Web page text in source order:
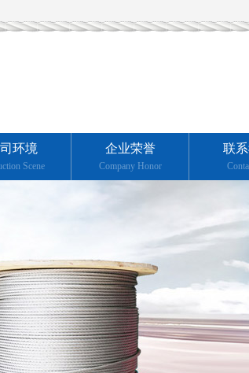
环境
Scene
企业荣誉
Company Honor
联